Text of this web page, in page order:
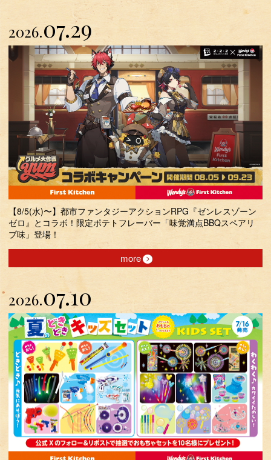
2026.07.29
【8/5(水)〜】都市ファンタジーアクションRPG『ゼンレスゾーン
ゼロ』とコラボ！限定ポテトフレーバー「味覚満点BBQスペアリ
ブ味」登場！
more
2026.07.10